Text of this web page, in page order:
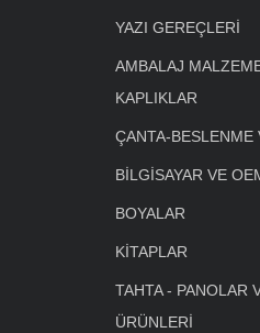
YAZI GEREÇLERİ
AMBALAJ
KAPLIKLAR
ÇANTA-BESLENME
BİLGİSAYAR VE
BOYALAR
KİTAPLAR
TAHTA - PANOLAR
ÜRÜNLERİ